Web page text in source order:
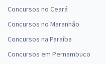
Concursos no Ceará
Concursos no Maranhão
Concursos na Paraíba
Concursos em Pernambuco